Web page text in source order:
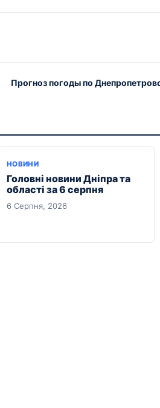
Прогноз погоды по
НОВИНИ
Головні новини Дніпра та
області за 6 серпня
6 Серпня, 2026